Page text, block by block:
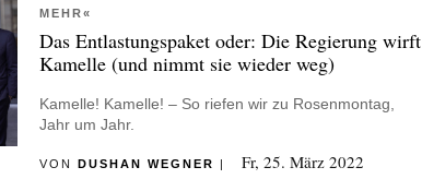
MEHR«
Das Entlastungspaket oder: Die Regierung wirft
Kamelle (und nimmt sie wieder weg)
Kamelle! Kamelle! – So riefen wir zu Rosenmontag,
Jahr um Jahr.
VON DUSHAN WEGNER | Fr, 25. März 2022